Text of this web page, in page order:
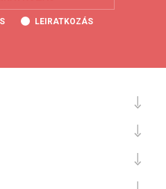
LEIRATKOZÁS